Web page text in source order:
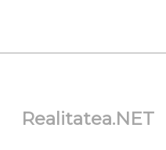
Realitatea.NET